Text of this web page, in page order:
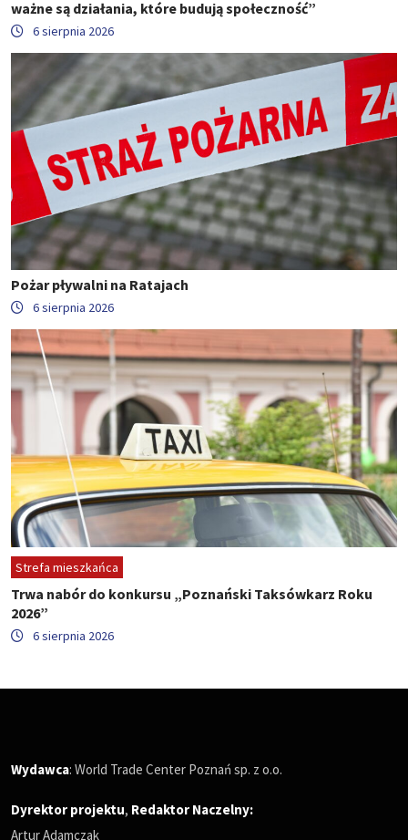
ważne są działania, które budują społeczność”
6 sierpnia 2026
Pożar pływalni na Ratajach
6 sierpnia 2026
Strefa mieszkańca
Trwa nabór do konkursu „Poznański Taksówkarz Roku
2026”
6 sierpnia 2026
Wydawca: World Trade Center Poznań sp. z o.o.
Dyrektor projektu, Redaktor Naczelny:
Artur Adamczak